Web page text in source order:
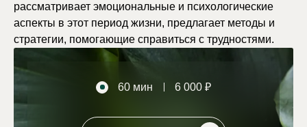
рассматривает эмоциональные и психологические
аспекты в этот период жизни, предлагает методы и
стратегии, помогающие справиться с трудностями.
60 мин 6 000 ₽